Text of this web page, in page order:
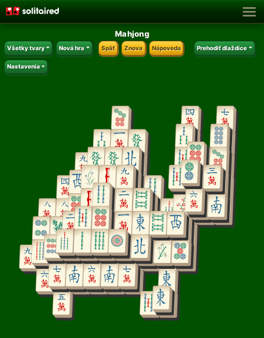
Mahjong
Všetky tvary Nová hra Späť Znova Nápoveda Prehodiť dlaždice
Nastavenia